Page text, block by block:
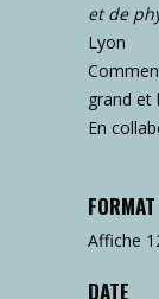
et de
Lyon
grand et
En
FORMAT
Affiche
DATE